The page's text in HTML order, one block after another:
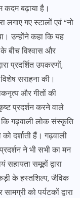
कदम बढ़ाया है।
लगाए गए स्टालों एवं “नो
उन्होंने कहा कि यह
बीच विश्वास और
प्रदर्शित उपकरणों,
सराहना की।
और गीतों की
प्रदर्शन करने वाले
कि गढ़वाली लोक संस्कृति
दर्शाती हैं। गढ़वाली
ने भी सभी का मन
समूहों द्वारा
के हस्तशिल्प, जैविक
को पर्यटकों द्वारा